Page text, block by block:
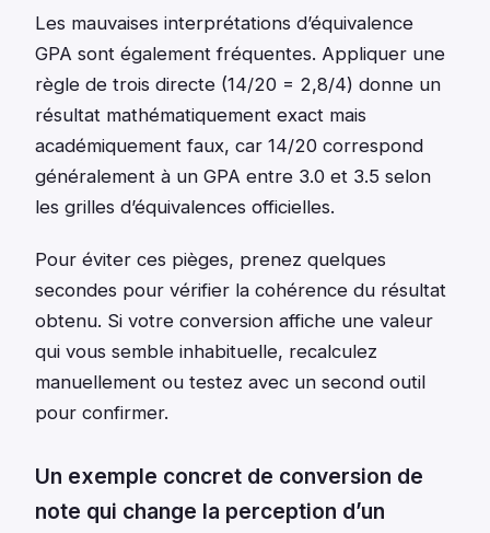
Les mauvaises interprétations d’équivalence
GPA sont également fréquentes. Appliquer une
règle de trois directe (14/20 = 2,8/4) donne un
résultat mathématiquement exact mais
académiquement faux, car 14/20 correspond
généralement à un GPA entre 3.0 et 3.5 selon
les grilles d’équivalences officielles.
Pour éviter ces pièges, prenez quelques
secondes pour vérifier la cohérence du résultat
obtenu. Si votre conversion affiche une valeur
qui vous semble inhabituelle, recalculez
manuellement ou testez avec un second outil
pour confirmer.
Un exemple concret de conversion de
note qui change la perception d’un